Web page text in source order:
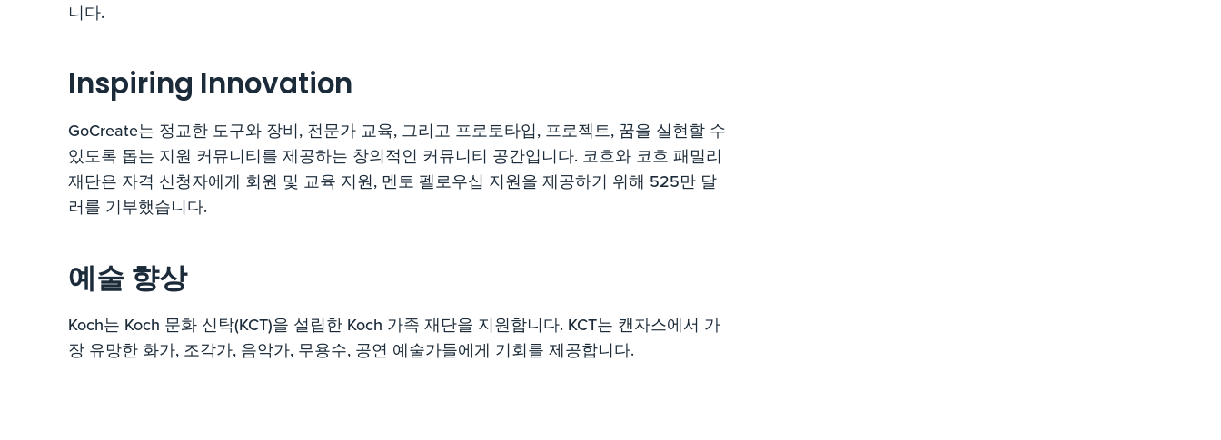
니다.
Inspiring Innovation
GoCreate는 정교한 도구와 장비, 전문가 교육, 그리고 프로토타입, 프로젝트, 꿈을 실현할 수
있도록 돕는 지원 커뮤니티를 제공하는 창의적인 커뮤니티 공간입니다. 코흐와 코흐 패밀리
재단은 자격 신청자에게 회원 및 교육 지원, 멘토 펠로우십 지원을 제공하기 위해 525만 달
러를 기부했습니다.
예술 향상
Koch는 Koch 문화 신탁(KCT)을 설립한 Koch 가족 재단을 지원합니다. KCT는 캔자스에서 가
장 유망한 화가, 조각가, 음악가, 무용수, 공연 예술가들에게 기회를 제공합니다.